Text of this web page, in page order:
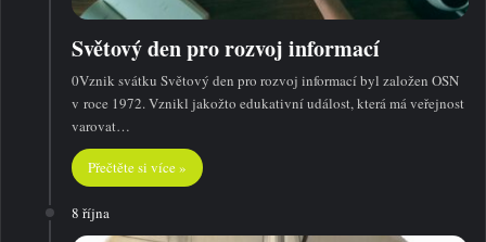
Světový den pro rozvoj informací
0Vznik svátku Světový den pro rozvoj informací byl založen OSN
v roce 1972. Vznikl jakožto edukativní událost, která má veřejnost
varovat…
Přečtěte si více »
8 října